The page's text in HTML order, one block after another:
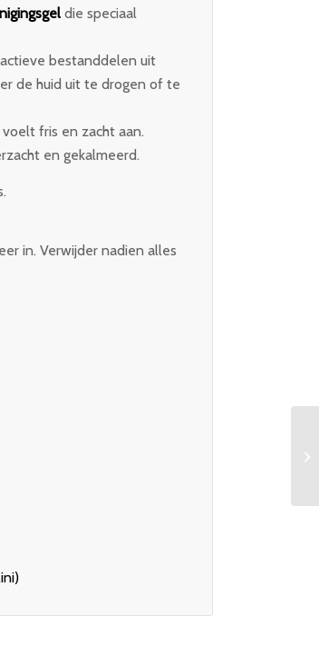
die speciaal
bestanddelen uit
de huid uit te drogen of te
fris en zacht aan.
en gekalmeerd.
in. Verwijder nadien alles